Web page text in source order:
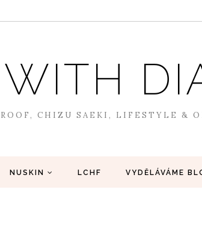
CHIZU SAEKI, LIFESTYLE &
NUSKIN LCHF VYDĚLÁVÁME